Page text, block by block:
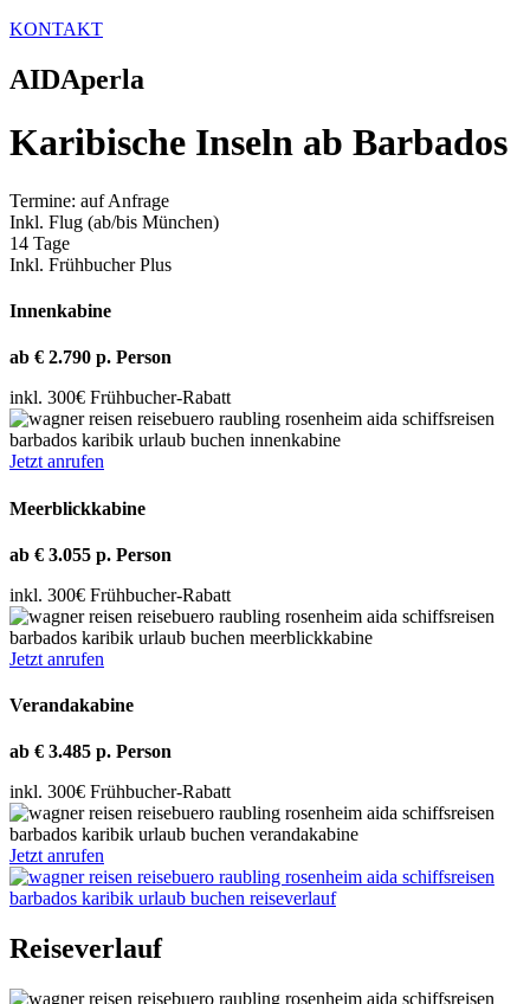
KONTAKT
AIDAperla
Karibische Inseln ab Barbados
Termine: auf Anfrage
Inkl. Flug (ab/bis München)
14 Tage
Inkl. Frühbucher Plus
Innenkabine
ab € 2.790 p. Person
inkl. 300€ Frühbucher-Rabatt
Jetzt anrufen
Meerblickkabine
ab € 3.055 p. Person
inkl. 300€ Frühbucher-Rabatt
Jetzt anrufen
Verandakabine
ab € 3.485 p. Person
inkl. 300€ Frühbucher-Rabatt
Jetzt anrufen
Reiseverlauf